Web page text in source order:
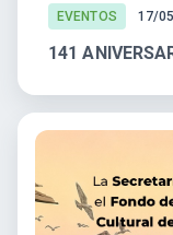
EVENTOS 17/
141